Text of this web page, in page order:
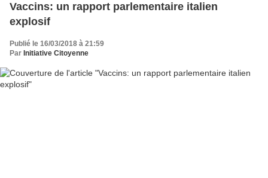
Vaccins: un rapport parlementaire italien
explosif
Publié le 16/03/2018 à 21:59
Par Initiative Citoyenne